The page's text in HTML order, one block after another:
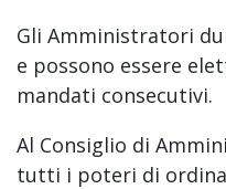
Gli Amministratori
e possono essere
mandati consecutivi.
Al Consiglio di
tutti i poteri di